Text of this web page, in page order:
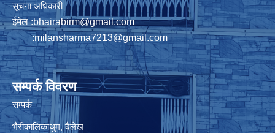
सूचना अधिकारी
ईमेल :bhairabirm@gmail.com
:milansharma7213@gmail.com
सम्पर्क विवरण
सम्पर्क
भैरीकालिकाथुम, दैलेख